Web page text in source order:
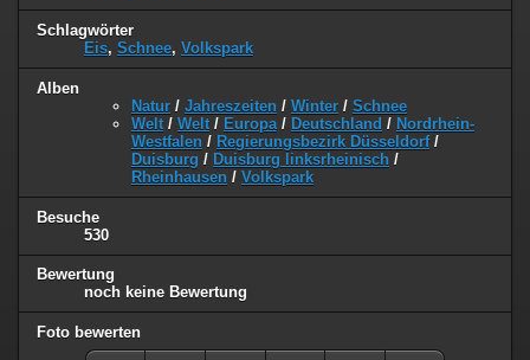
Schlagwörter
Eis, Schnee, Volkspark
Alben
Natur / Jahreszeiten / Winter / Schnee
Welt / Welt / Europa / Deutschland / Nordrhein-
Westfalen / Regierungsbezirk Düsseldorf/
Duisburg / Duisburg linksrheinisch /
Rheinhausen / Volkspark
Besuche
530
Bewertung
noch keine Bewertung
Foto bewerten